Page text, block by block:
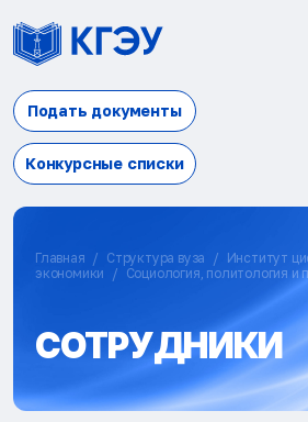
Подать документы
Конкурсные списки
Главная Структура вуза
Институт
экономики
Социология, политология и
СОТРУДНИКИ